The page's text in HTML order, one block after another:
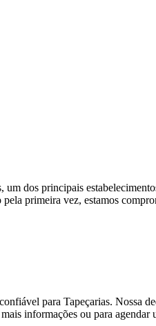
dos principais
primeira vez, estamos
para Tapeçarias. Nossa
informações ou para